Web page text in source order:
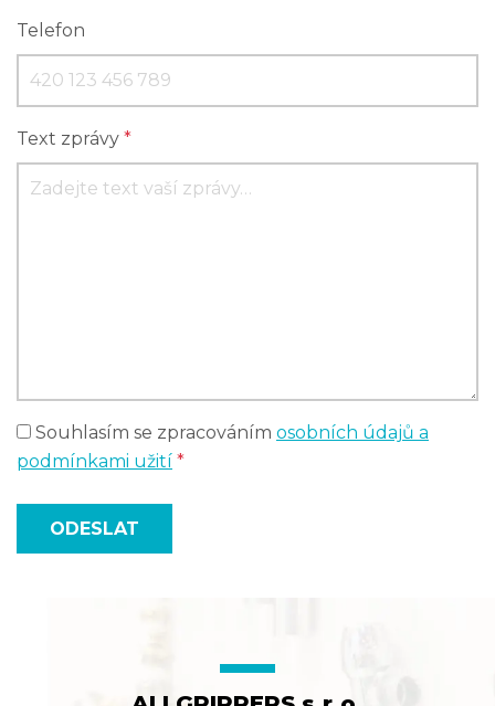
Telefon
Text zprávy *
Souhlasím se zpracováním osobních údajů a
podmínkami užití *
ODESLAT